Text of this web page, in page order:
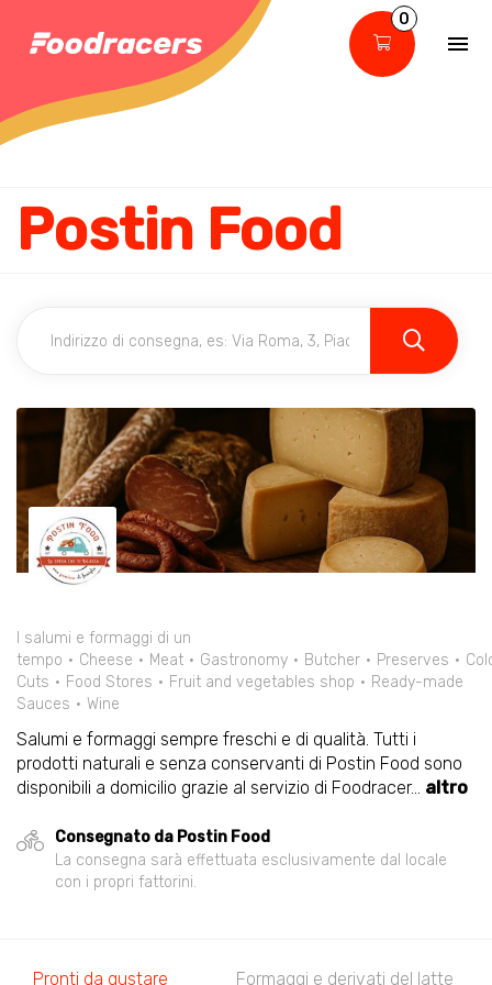
0
Postin Food
I salumi e formaggi di un
tempo
Cheese Meat Gastronomy Butcher Preserves
Cuts
Food Stores Fruit and vegetables shop
Ready-made
Sauces
Wine
Salumi e formaggi sempre freschi e di qualità. Tutti i
prodotti naturali e senza conservanti di Postin Food sono
disponibili a domicilio grazie al servizio di Foodracer... altro
Consegnato da Postin Food
La consegna sarà effettuata esclusivamente dal locale
con i propri fattorini.
Pronti da gustare Formaggi e derivati del latte